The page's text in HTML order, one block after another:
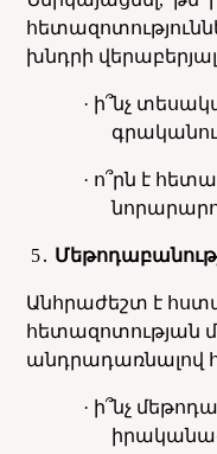
խնդրի
· ի՞նչ
· ո՞րն է
5․
Անհրաժեշտ է
հետազոտության
անդրադառնալով
· ի՞նչ